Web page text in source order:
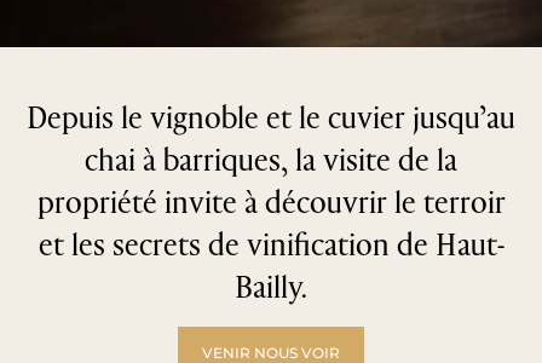
Depuis le vignoble et le cuvier jusqu’au
chai à barriques, la visite de la
propriété invite à découvrir le terroir
et les secrets de vinification de Haut-
Bailly.
VENIR NOUS VOIR